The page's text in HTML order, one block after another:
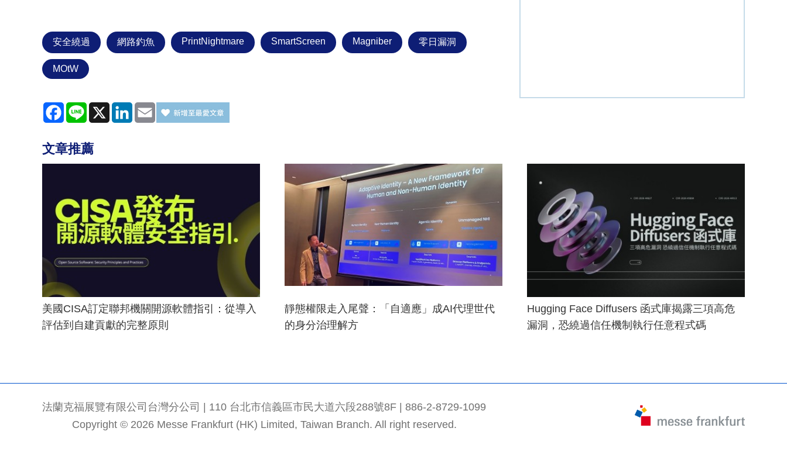
安全繞過 網路釣魚 PrintNightmare SmartScreen Magniber 零日漏洞
MOtW
Facebook
Line X LinkedInEmail
文章推薦
美國CISA訂定聯邦機關開源軟體指引：從導入
評估到自建貢獻的完整原則
靜態權限走入尾聲：「自適應」成AI代理世代
的身分治理解方
Hugging Face Diffusers 函式庫揭露三項高危
漏洞，恐繞過信任機制執行任意程式碼
法蘭克福展覽有限公司台灣分公司 | 110 台北市信義區市民大道六段288號8F | 886-2-8729-1099
Copyright © 2026 Messe Frankfurt (HK) Limited, Taiwan Branch. All right reserved.